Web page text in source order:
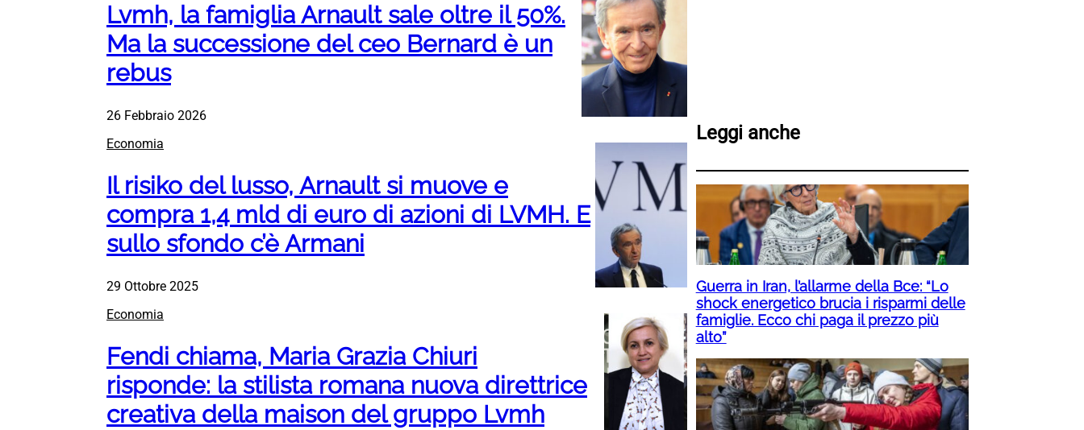
Lvmh, la famiglia Arnault sale oltre il 50%.
Ma la successione del ceo Bernard è un
rebus
26 Febbraio 2026
Economia
Il risiko del lusso, Arnault si muove e
compra 1,4 mld di euro di azioni di LVMH. E
sullo sfondo c’è Armani
29 Ottobre 2025
Economia
Fendi chiama, Maria Grazia Chiuri
risponde: la stilista romana nuova direttrice
creativa della maison del gruppo Lvmh
Leggi anche
Guerra in Iran, l’allarme della Bce: “Lo
shock energetico brucia i risparmi delle
famiglie. Ecco chi paga il prezzo più
alto”